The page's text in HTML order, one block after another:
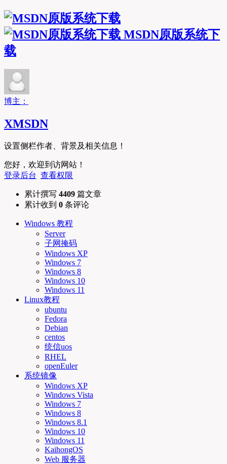
MSDN原版系统下
载
博主：
XMSDN
设置侧栏作者、背景及相关信息！
您好，欢迎到访网站！
登录后台 查看权限
累计撰写 4409 篇文章
累计收到 0 条评论
Windows 教程
Server
子网掩码
Windows XP
Windows 7
Windows 8
Windows 10
Windows 11
Linux教程
ubuntu
Fedora
Debian
centos
统信uos
RHEL
openEuler
系统镜像
Windows XP
Windows Vista
Windows 7
Windows 8
Windows 8.1
Windows 10
Windows 11
KaihongOS
Web 服务器